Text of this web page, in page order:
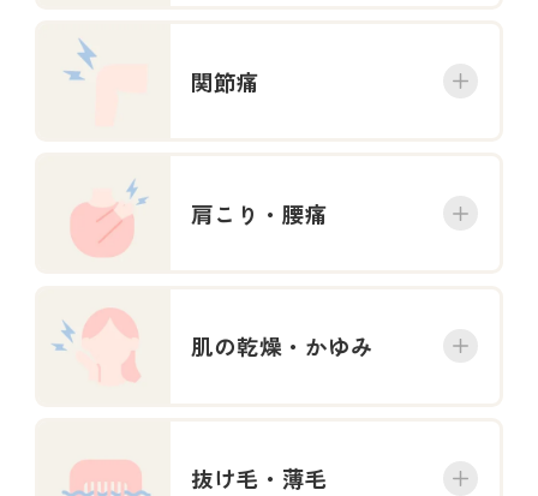
関節痛
肩こり・腰痛
肌の乾燥・かゆみ
抜け毛・薄毛